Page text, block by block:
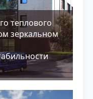
теплового
зеркальном